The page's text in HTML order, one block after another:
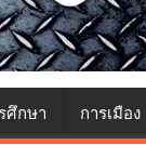
ศึกษา การเมือง